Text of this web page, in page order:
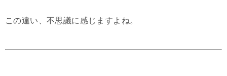
この違い、不思議に感じますよね。